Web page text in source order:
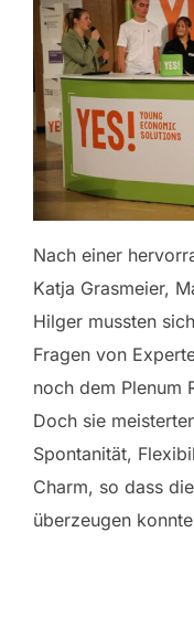
Nach einer
Katja Grasmeier,
Hilger mussten
Fragen von
noch dem Plenum
Doch sie
Spontanität,
Charm, so dass
überzeugen